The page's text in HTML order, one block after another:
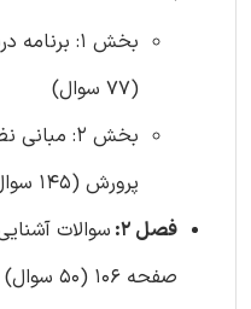
بخش 1:
(77 سوال)
بخش 2:
پرورش (145 سوال)
فصل 2:
سوالات
صفحه 106 (50 سوال)